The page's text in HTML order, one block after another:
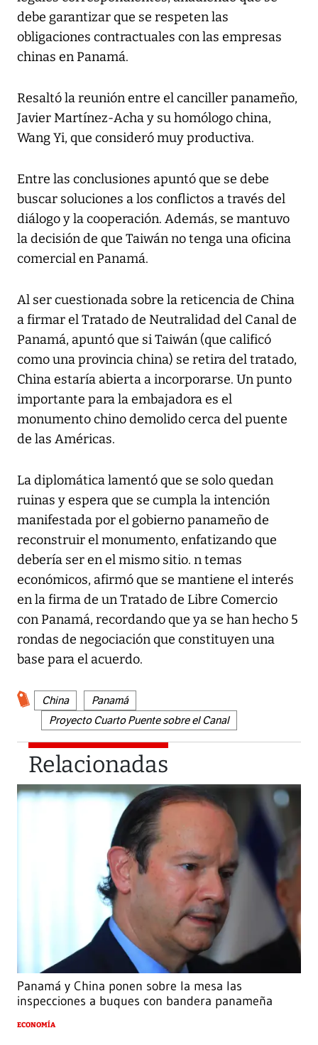
debe garantizar que se respeten las
obligaciones contractuales con las empresas
chinas en Panamá.
Resaltó la reunión entre el canciller panameño,
Javier Martínez-Acha y su homólogo china,
Wang Yi, que consideró muy productiva.
Entre las conclusiones apuntó que se debe
buscar soluciones a los conflictos a través del
diálogo y la cooperación. Además, se mantuvo
la decisión de que Taiwán no tenga una oficina
comercial en Panamá.
Al ser cuestionada sobre la reticencia de China
a firmar el Tratado de Neutralidad del Canal de
Panamá, apuntó que si Taiwán (que calificó
como una provincia china) se retira del tratado,
China estaría abierta a incorporarse. Un punto
importante para la embajadora es el
monumento chino demolido cerca del puente
de las Américas.
La diplomática lamentó que se solo quedan
ruinas y espera que se cumpla la intención
manifestada por el gobierno panameño de
reconstruir el monumento, enfatizando que
debería ser en el mismo sitio. n temas
económicos, afirmó que se mantiene el interés
en la firma de un Tratado de Libre Comercio
con Panamá, recordando que ya se han hecho 5
rondas de negociación que constituyen una
base para el acuerdo.
China
Panamá
Proyecto Cuarto Puente sobre el Canal
Relacionadas
Panamá y China ponen sobre la mesa las
inspecciones a buques con bandera panameña
ECONOMÍA